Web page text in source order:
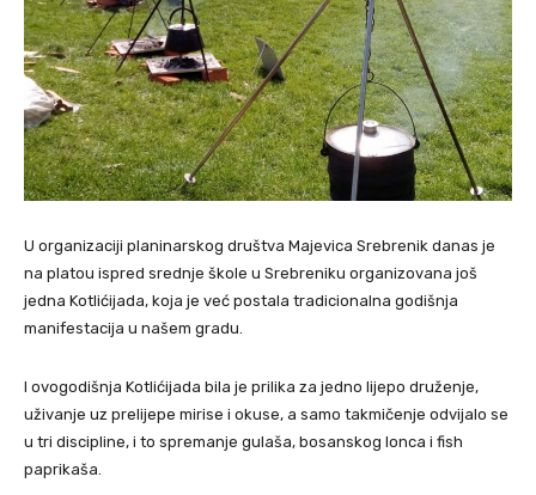
U organizaciji planinarskog društva Majevica Srebrenik danas je
na platou ispred srednje škole u Srebreniku organizovana još
jedna Kotlićijada, koja je već postala tradicionalna godišnja
manifestacija u našem gradu.
I ovogodišnja Kotlićijada bila je prilika za jedno lijepo druženje,
uživanje uz prelijepe mirise i okuse, a samo takmičenje odvijalo se
u tri discipline, i to spremanje gulaša, bosanskog lonca i fish
paprikaša.